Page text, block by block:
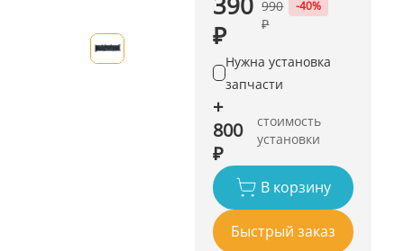
₽
990
₽
-40%
Нужна установка
запчасти
+
800
₽
стоимость
установки
В корзину
Быстрый заказ